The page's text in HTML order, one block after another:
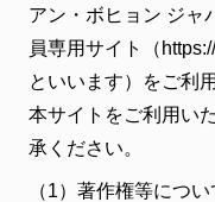
アン・ボヒョン ジャ
員専用サイト（
といいます）をご利
本サイトをご利用い
承ください。
（1） 著作権等につい